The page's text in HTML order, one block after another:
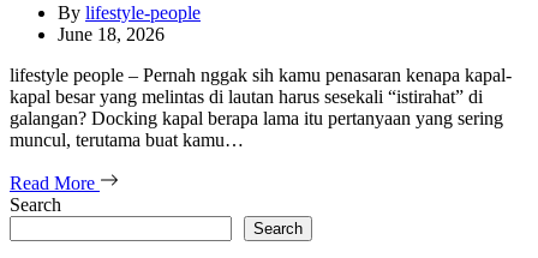
By lifestyle-people
June 18, 2026
lifestyle people – Pernah nggak sih kamu penasaran kenapa kapal-
kapal besar yang melintas di lautan harus sesekali “istirahat” di
galangan? Docking kapal berapa lama itu pertanyaan yang sering
muncul, terutama buat kamu…
Read More
Search
Search